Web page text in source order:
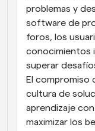
problemas y
software de
foros, los
conocimientos
superar
El compromiso
cultura de
aprendizaje
maximizar los